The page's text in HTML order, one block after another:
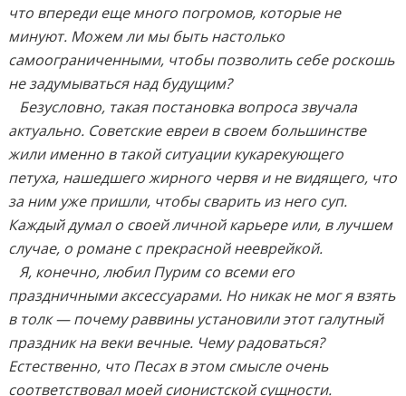
что впереди еще много погромов, которые не
минуют. Можем ли мы быть настолько
самоограниченными, чтобы позволить себе роскошь
не задумываться над будущим?
Безусловно, такая постановка вопроса звучала
актуально. Советские евреи в своем большинстве
жили именно в такой ситуации кукарекующего
петуха, нашедшего жирного червя и не видящего, что
за ним уже пришли, чтобы сварить из него суп.
Каждый думал о своей личной карьере или, в лучшем
случае, о романе с прекрасной нееврейкой.
Я, конечно, любил Пурим со всеми его
праздничными аксессуарами. Но никак не мог я взять
в толк — почему раввины установили этот галутный
праздник на веки вечные. Чему радоваться?
Естественно, что Песах в этом смысле очень
соответствовал моей сионистской сущности.